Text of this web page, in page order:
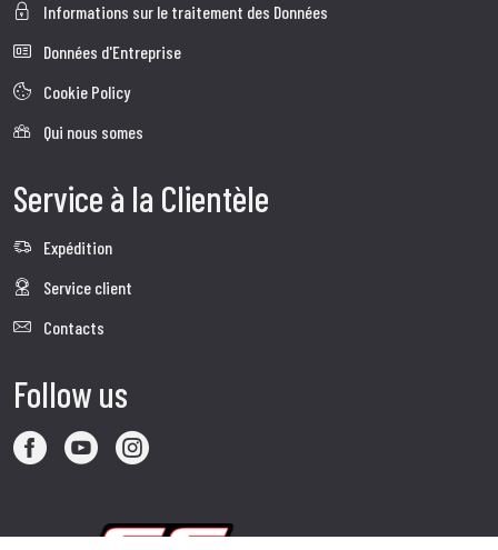
Informations sur le traitement des Données
Données d'Entreprise
Cookie Policy
Qui nous somes
Service à la Clientèle
Expédition
Service client
Contacts
Follow us